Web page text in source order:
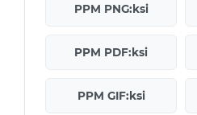
PPM PNG:ksi
PPM PDF:ksi
PPM GIF:ksi